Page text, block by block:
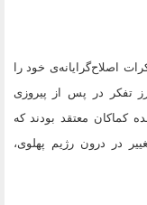
اصلاح‌گرایانه‌ی خود را
تفکر در پس از پیروزی
کماکان معتقد بودند که
در درون رژیم پهلوی،